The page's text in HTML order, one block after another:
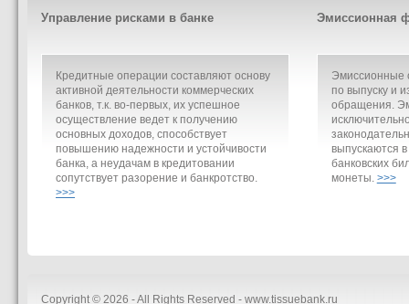
Управление рисками в банке
Кредитные операции составляют основу
активной деятельности коммерческих
банков, т.к. во-первых, их успешное
осуществление ведет к получению
основных доходов, способствует
повышению надежности и устойчивости
банка, а неудачам в кредитовании
сопутствует разорение и банкротство.
>>>
Эмиссионная
Эмиссионные
по выпуску и
обращения.
выпускаются
банковских
монеты. >>>
Copyright © 2026 - All Rights Reserved - www.tissuebank.ru